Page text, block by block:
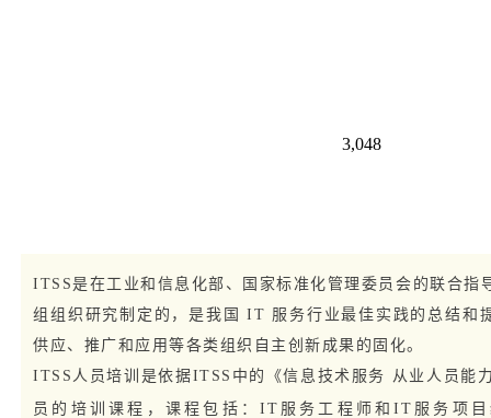
3,048
ITSS是在工业和信息化部、国家标准化管理委员会的联合指
组组织研究制定的，是我国 IT 服务行业最佳实践的总结和
供应、推广和应用等各类组织自主创新成果的固化。
ITSS人员培训是依据ITSS中的《信息技术服务 从业人员能
员的培训课程，课程包括：IT服务工程师和IT服务项